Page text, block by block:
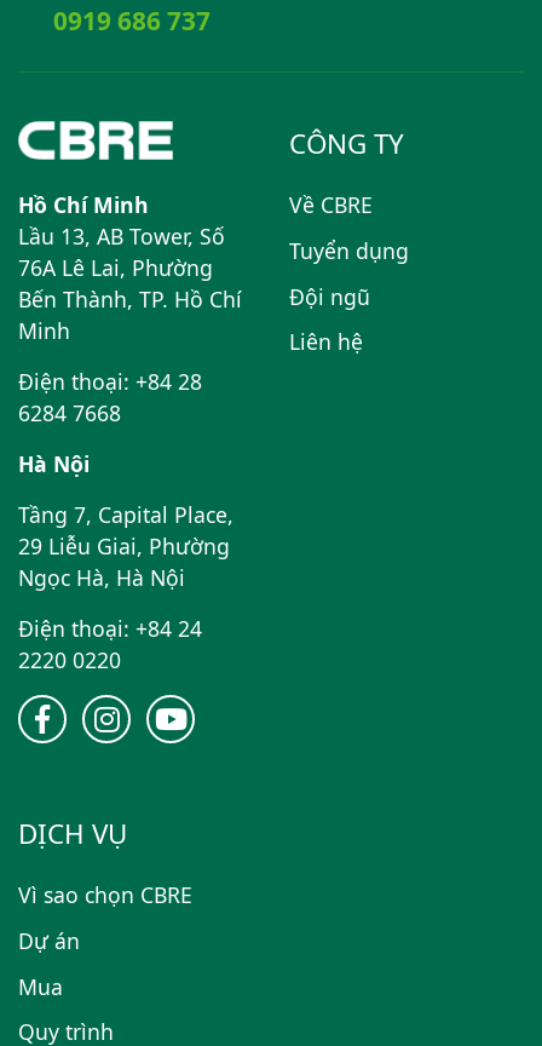
0919 686 737
Hồ Chí Minh
Lầu 13, AB Tower, Số
76A Lê Lai, Phường
Bến Thành, TP. Hồ Chí
Minh
Điện thoại: +84 28
6284 7668
Hà Nội
Tầng 7, Capital Place,
29 Liễu Giai, Phường
Ngọc Hà, Hà Nội
Điện thoại: +84 24
2220 0220
CÔNG TY
Về CBRE
Tuyển dụng
Đội ngũ
Liên hệ
DỊCH VỤ
Vì sao chọn CBRE
Dự án
Mua
Quy trình